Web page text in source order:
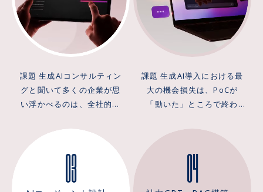
課題 生成AIコンサルティン
グと聞いて多くの企業が思
い浮かべるのは、全社的な
です。しかし現場でよく起
きるのは、生成AIの活用領
まり、DXコンサルにありが
課題 生成AI導入における最
大の機会損失は、PoCが
「動いた」ところで終わ
しくありません。生成AI導
03 04